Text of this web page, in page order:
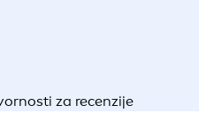
za recenzije